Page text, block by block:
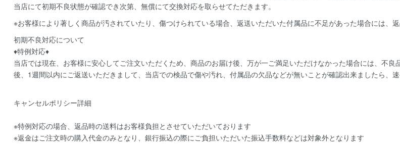
当店にて初期不良状態が確認でき次第、無償にて交換対応を取らせてただきます。
※お客様により著しく商品が汚されていたり、傷つけられている場合、返送いただいた付属品に不足があった場合には、
初期不良対応について
♦特例対応♦
当店では現在、お客様に安心してご注文いただくため、商品のお届け後、万が一ご満足いただけなかった場合には、不
後、1週間以内にご返送いただきまして、当店での検品で傷や汚れ、付属品の欠品などが無いことが確認出来ましたら、
キャンセルポリシー詳細
※特例対応の場合、返品時の送料はお客様負担とさせていただいております
※返金はご注文時の購入代金のみとなり、銀行振込の際にご負担いただいた振込手数料などは対象外となります